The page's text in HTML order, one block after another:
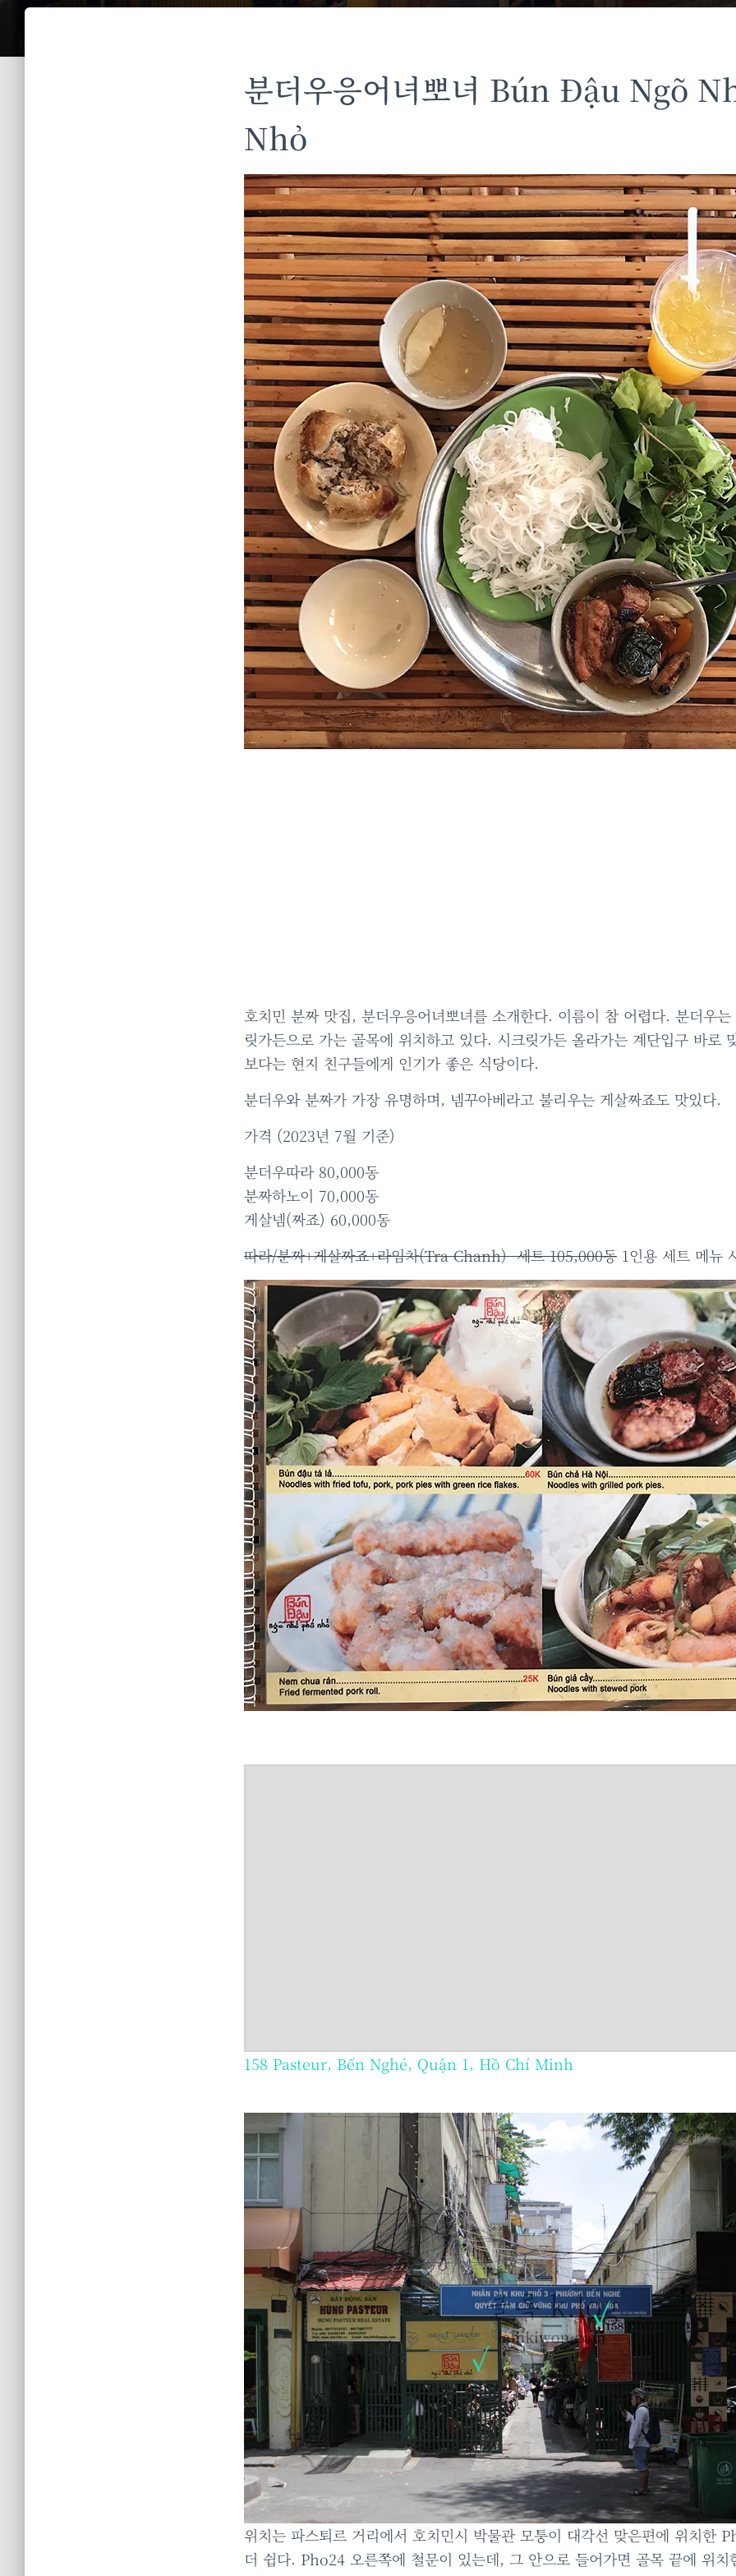
분더우응어녀뽀녀 Bún Đậu Ngõ
Nhỏ
호치민 분짜 맛집, 분더우응어녀뽀녀를 소개한다. 이름이 참 어렵다. 분더우
릿가든으로 가는 골목에 위치하고 있다. 시크릿가든 올라가는 계단입구 바로
보다는 현지 친구들에게 인기가 좋은 식당이다.
분더우와 분짜가 가장 유명하며, 넴꾸아베라고 불리우는 게살짜죠도 맛있다.
가격 (2023년 7월 기준)
분더우따라 80,000동
분짜하노이 70,000동
게살넴(짜죠) 60,000동
따라/분짜+게살짜죠+라임차(Tra Chanh) 세트 105,000동 1인용 세트 메뉴
158 Pasteur, Bến Nghé, Quận 1, Hồ Chí Minh
위치는 파스퇴르 거리에서 호치민시 박물관 모퉁이 대각선 맞은편에 위치한
더 쉽다. Pho24 오른쪽에 철문이 있는데, 그 안으로 들어가면 골목 끝에 위치